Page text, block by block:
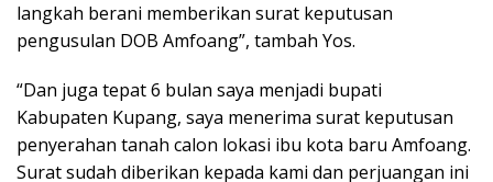
langkah berani memberikan surat keputusan
pengusulan DOB Amfoang”, tambah Yos.
“Dan juga tepat 6 bulan saya menjadi bupati
Kabupaten Kupang, saya menerima surat keputusan
penyerahan tanah calon lokasi ibu kota baru Amfoang.
Surat sudah diberikan kepada kami dan perjuangan ini